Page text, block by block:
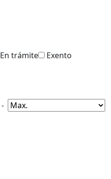
En trámite
Exento
-